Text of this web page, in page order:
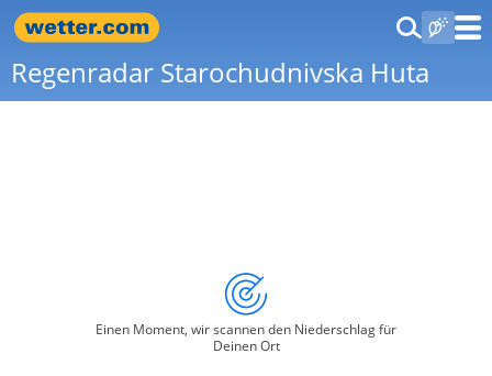
Regenradar Starochudnivska Huta
Einen Moment, wir scannen den Niederschlag für
Deinen Ort